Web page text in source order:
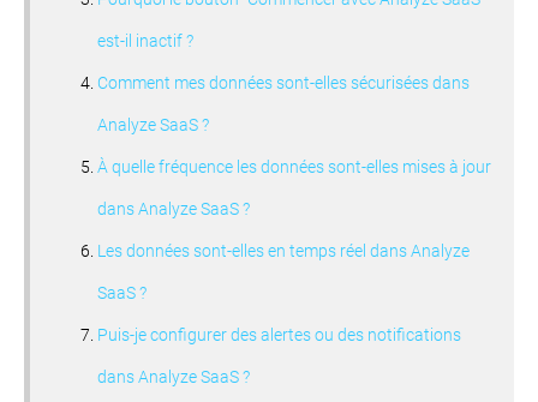
est-il inactif ?
Comment mes données sont-elles sécurisées dans
Analyze SaaS ?
À quelle fréquence les données sont-elles mises à jour
dans Analyze SaaS ?
Les données sont-elles en temps réel dans Analyze
SaaS ?
Puis-je configurer des alertes ou des notifications
dans Analyze SaaS ?